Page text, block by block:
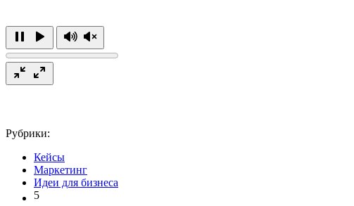
Рубрики:
Кейсы
Маркетинг
Идеи для бизнеса
5